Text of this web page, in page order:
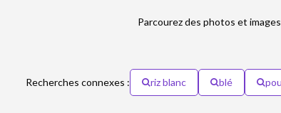
Parcourez des photos et images
Recherches connexes : riz blanc blé